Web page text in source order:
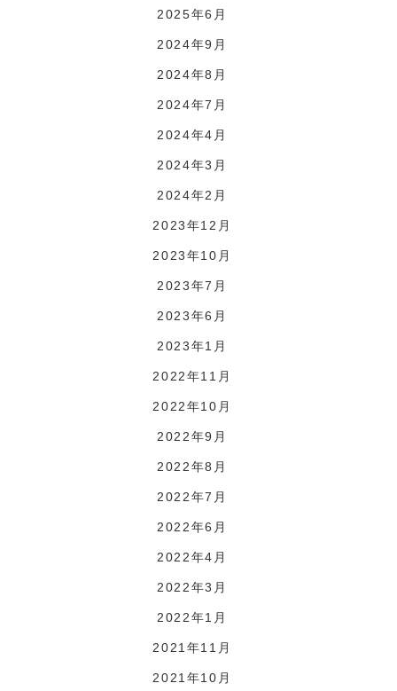
2025年6月
2024年9月
2024年8月
2024年7月
2024年4月
2024年3月
2024年2月
2023年12月
2023年10月
2023年7月
2023年6月
2023年1月
2022年11月
2022年10月
2022年9月
2022年8月
2022年7月
2022年6月
2022年4月
2022年3月
2022年1月
2021年11月
2021年10月